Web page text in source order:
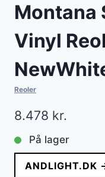
Montana
Vinyl
Reoler
8.478 kr.
På lager
ANDLIGHT.DK